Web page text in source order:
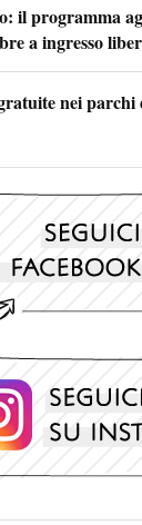
il programma
a ingresso
nei